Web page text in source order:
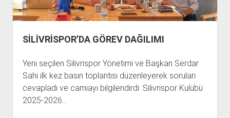
SİLİVRİSPOR’DA GÖREV DAĞILIMI
Yeni seçilen Silivrispor Yönetimi ve Başkan Serdar
Sahi ilk kez basın toplantısı düzenleyerek soruları
cevapladı ve camiayı bilgilendirdi. Silivrispor Kulübü
2025-2026…